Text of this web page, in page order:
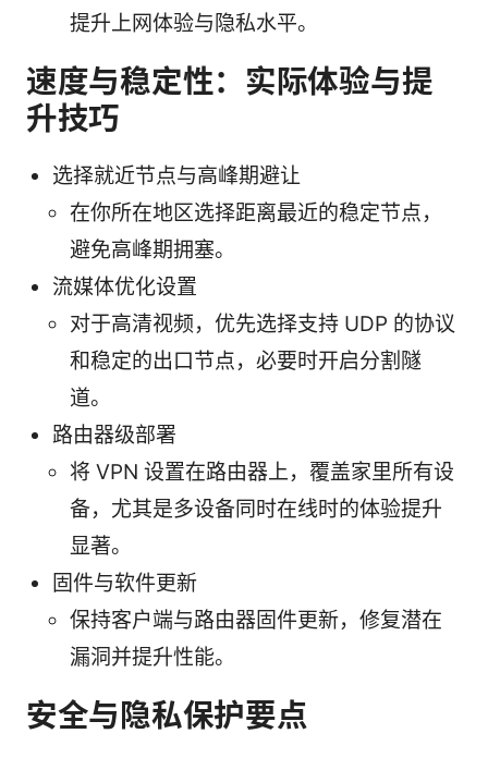
提升上网体验与隐私水平。
速度与稳定性：实际体验与提
升技巧
选择就近节点与高峰期避让
在你所在地区选择距离最近的稳定节点，
避免高峰期拥塞。
流媒体优化设置
对于高清视频，优先选择支持 UDP 的协议
和稳定的出口节点，必要时开启分割隧
道。
路由器级部署
将 VPN 设置在路由器上，覆盖家里所有设
备，尤其是多设备同时在线时的体验提升
显著。
固件与软件更新
保持客户端与路由器固件更新，修复潜在
漏洞并提升性能。
安全与隐私保护要点